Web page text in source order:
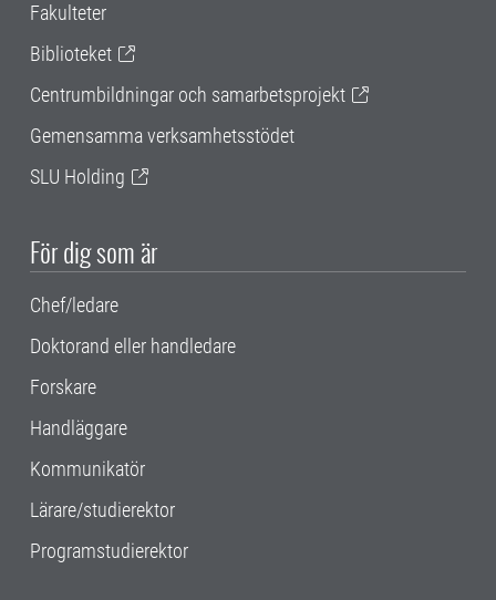
Fakulteter
Biblioteket
Centrumbildningar och samarbetsprojekt
Gemensamma verksamhetsstödet
SLU Holding
För dig som är
Chef/ledare
Doktorand eller handledare
Forskare
Handläggare
Kommunikatör
Lärare/studierektor
Programstudierektor